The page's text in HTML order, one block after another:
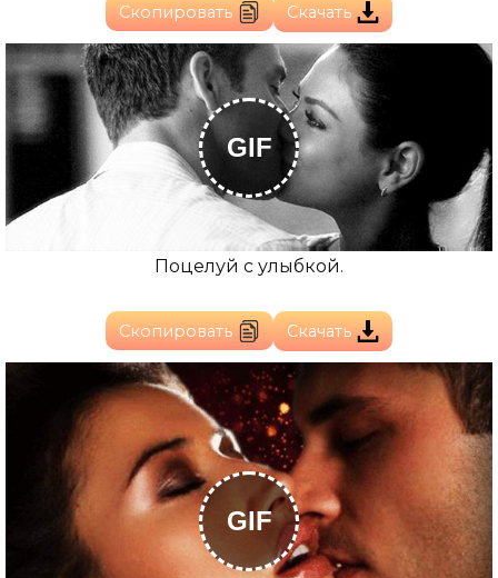
Скопировать Скачать
GIF
Поцелуй с улыбкой.
Скопировать Скачать
GIF